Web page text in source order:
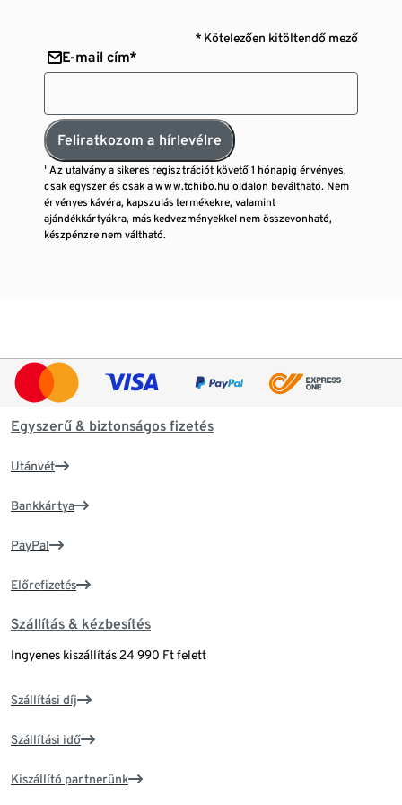
* Kötelezően kitöltendő mező
E-mail cím*
Feliratkozom a hírlevélre
¹ Az utalvány a sikeres regisztrációt követő 1 hónapig érvényes,
csak egyszer és csak a www.tchibo.hu oldalon beváltható. Nem
érvényes kávéra, kapszulás termékekre, valamint
ajándékkártyákra, más kedvezményekkel nem összevonható,
készpénzre nem váltható.
Egyszerű & biztonságos fizetés
Utánvét
Bankkártya
PayPal
Előrefizetés
Szállítás & kézbesítés
Ingyenes kiszállítás 24 990 Ft felett
Szállítási díj
Szállítási idő
Kiszállító partnerünk